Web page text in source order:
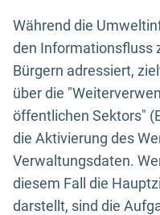
Während die
den Informationsfluss
Bürgern adressiert,
über die
öffentlichen Sektors"
die Aktivierung des
Verwaltungsdaten.
diesem Fall die
darstellt, sind die